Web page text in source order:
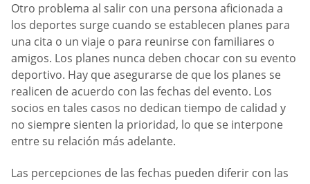
Otro problema al salir con una persona aficionada a
los deportes surge cuando se establecen planes para
una cita o un viaje o para reunirse con familiares o
amigos. Los planes nunca deben chocar con su evento
deportivo. Hay que asegurarse de que los planes se
realicen de acuerdo con las fechas del evento. Los
socios en tales casos no dedican tiempo de calidad y
no siempre sienten la prioridad, lo que se interpone
entre su relación más adelante.
Las percepciones de las fechas pueden diferir con las